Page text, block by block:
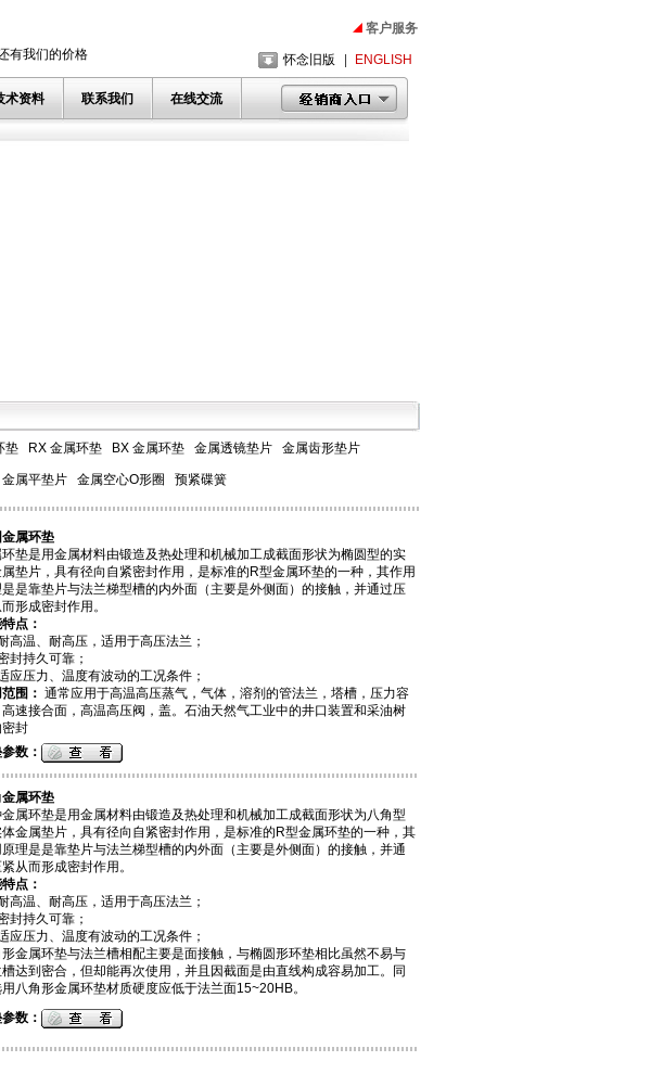
我们的价格
客户服务
怀念旧版 ENGLISH
术资料 联系我们 在线交流
垫 RX 金属环垫 BX 金属环垫 金属透镜垫片 金属齿形垫片
金属平垫片 金属空心O形圈 预紧碟簧
属环垫
垫是用金属材料由锻造及热处理和机械加工成截面形状为椭圆型的实
垫片，具有径向自紧密封作用，是标准的R型金属环垫的一种，其作用
是是靠垫片与法兰梯型槽的内外面（主要是外侧面）的接触，并通过压
形成密封作用。
点：
高温、耐高压，适用于高压法兰；
封持久可靠；
应压力、温度有波动的工况条件；
围： 通常应用于高温高压蒸气，气体，溶剂的管法兰，塔槽，压力容
速接合面，高温高压阀，盖。石油天然气工业中的井口装置和采油树
封
数：
金属环垫
属环垫是用金属材料由锻造及热处理和机械加工成截面形状为八角型
金属垫片，具有径向 自紧密封作用，是标准的R型金属环垫的一种，其
理是是靠垫片与法兰梯型槽的内外面（主要是外侧面）的接触，并通
从而形成密封作用。
点：
高温、耐高压，适用于高压法兰；
封持久可靠；
应压力、温度有波动的工况条件；
形金属环垫与法兰槽相配主要是面接触，与椭圆形环垫相比虽然不易与
达到密合，但却能再次使用，并且因截面是由直线构成容易加工。同
用八角形金属环垫材质硬度应低于法兰面15~20HB。
数：